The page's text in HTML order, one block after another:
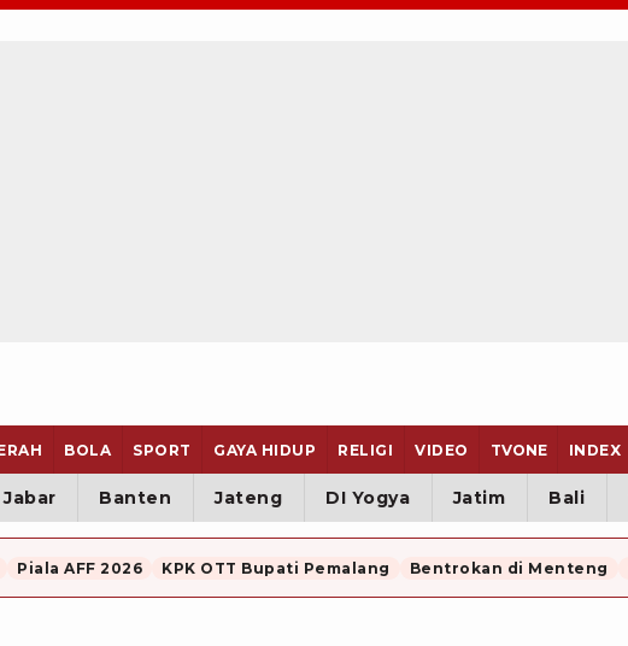
BOLA SPORT GAYA HIDUP RELIGI VIDEO TVONE INDEX
Jabar Banten Jateng DI Yogya Jatim Bali
Piala AFF 2026 KPK OTT Bupati Pemalang Bentrokan di Menteng